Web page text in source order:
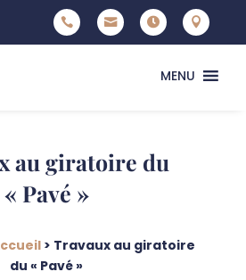




MENU
au giratoire du
« Pavé »
> Travaux au giratoire
du « Pavé »